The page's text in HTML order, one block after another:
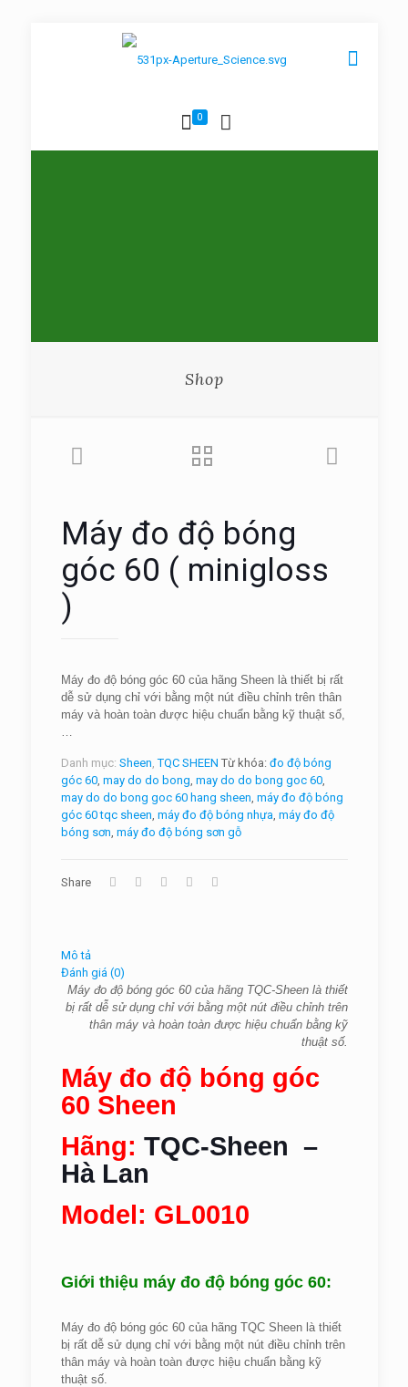
0
Shop
Máy đo độ bóng
góc 60 ( minigloss
)
Máy đo độ bóng góc 60 của hãng Sheen là thiết bị rất
dễ sử dụng chỉ với bằng một nút điều chỉnh trên thân
máy và hoàn toàn được hiệu chuẩn bằng kỹ thuật số,
…
Danh mục: Sheen,TQC SHEEN Từ khóa: đo độ bóng
góc 60, may do do bong, may do do bong goc 60,
may do do bong goc 60 hang sheen, máy đo độ bóng
góc 60 tqc sheen, máy đo độ bóng nhựa, máy đo độ
bóng sơn, máy đo độ bóng sơn gỗ
Share
Mô tả
Đánh giá (0)
Máy đo độ bóng góc 60 của hãng TQC-Sheen là thiết
bị rất dễ sử dụng chỉ với bằng một nút điều chỉnh trên
thân máy và hoàn toàn được hiệu chuẩn bằng kỹ
thuật số.
Máy đo độ bóng góc
60 Sheen
Hãng: TQC-Sheen –
Hà Lan
Model: GL0010
Giới thiệu máy đo độ bóng góc 60:
Máy đo độ bóng góc 60 của hãng TQC Sheen là thiết
bị rất dễ sử dụng chỉ với bằng một nút điều chỉnh trên
thân máy và hoàn toàn được hiệu chuẩn bằng kỹ
thuật số.